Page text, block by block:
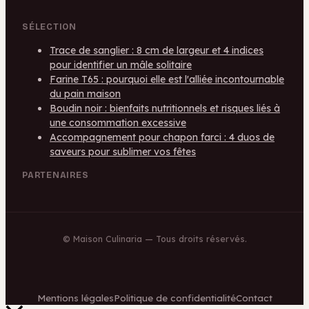
SÉLECTION
Trace de sanglier : 8 cm de largeur et 4 indices
pour identifier un mâle solitaire
Farine T65 : pourquoi elle est l'alliée incontournable
du pain maison
Boudin noir : bienfaits nutritionnels et risques liés à
une consommation excessive
Accompagnement pour chapon farci : 4 duos de
saveurs pour sublimer vos fêtes
PARTENAIRES
© Maison Culinaria — Tous droits réservés.
Mentions légalesPolitique de confidentialitéContact